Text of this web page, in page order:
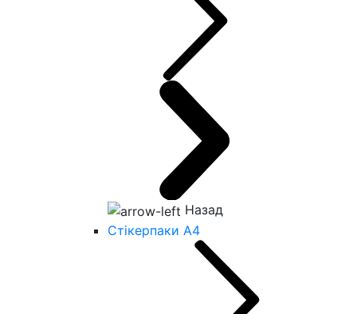
Назад
Стікерпаки А4